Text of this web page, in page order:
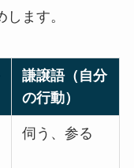
ます。
謙譲語（自分
の行動）
伺う、参る